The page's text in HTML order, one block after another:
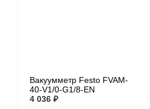
Вакуумметр Festo FVAM-
40-V1/0-G1/8-EN
4 036 ₽